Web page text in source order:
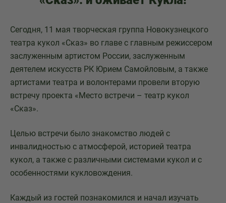
Сегодня, 11 мая творческая группа Новокузнецкого
театра кукол «Сказ» во главе с главным режиссером
заслуженным артистом России, заслуженным
деятелем искусств РК Юрием Самойловым, а также
артистами театра и волонтерами провели вторую
встречу проекта «Место встречи – театр кукол
«Сказ».
Целью встречи было знакомство людей с
инвалидностью с атмосферой, историей театра
кукол, а также с различными системами кукол и с
особенностями кукловождения.
Каждый из гостей познакомился и начал изучать